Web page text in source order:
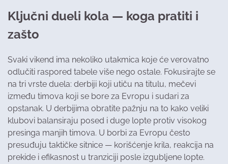
Ključni dueli kola — koga pratiti i
zašto
Svaki vikend ima nekoliko utakmica koje će verovatno
odlučiti raspored tabele više nego ostale. Fokusirajte se
na tri vrste duela: derbiji koji utiču na titulu, mečevi
između timova koji se bore za Evropu i sudari za
opstanak. U derbijima obratite pažnju na to kako veliki
klubovi balansiraju posed i duge lopte protiv visokog
presinga manjih timova. U borbi za Evropu često
presuđuju taktičke sitnice — korišćenje krila, reakcija na
prekide i efikasnost u tranziciji posle izgubljene lopte.